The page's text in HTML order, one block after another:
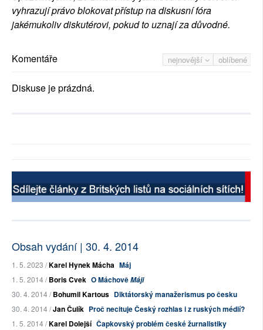
vyhrazují právo blokovat přístup na diskusní fóra
jakémukoliv diskutérovi, pokud to uznají za důvodné.
nejnovější oblíbené
Komentáře
Diskuse je prázdná.
Obsah vydání | 30. 4. 2014
1. 5. 2023 /Karel Hynek Mácha Máj
1. 5. 2014 /Boris Cvek O MáchověMáji
30. 4. 2014 /Bohumil Kartous Diktátorský manažerismus po česku
30. 4. 2014 /Jan Čulík Proč necituje Český rozhlas i z ruských médií?
1. 5. 2014 /Karel Dolejší Čapkovský problém české žurnalistiky